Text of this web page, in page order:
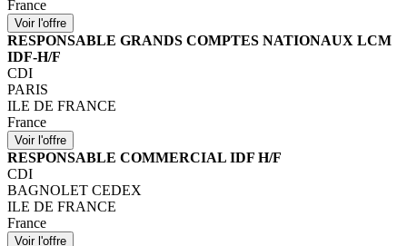
France
RESPONSABLE GRANDS COMPTES NATIONAUX LCM
IDF-H/F
CDI
PARIS
ILE DE FRANCE
France
RESPONSABLE COMMERCIAL IDF H/F
CDI
BAGNOLET CEDEX
ILE DE FRANCE
France